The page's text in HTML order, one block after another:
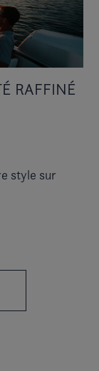
RAFFINÉ
style sur